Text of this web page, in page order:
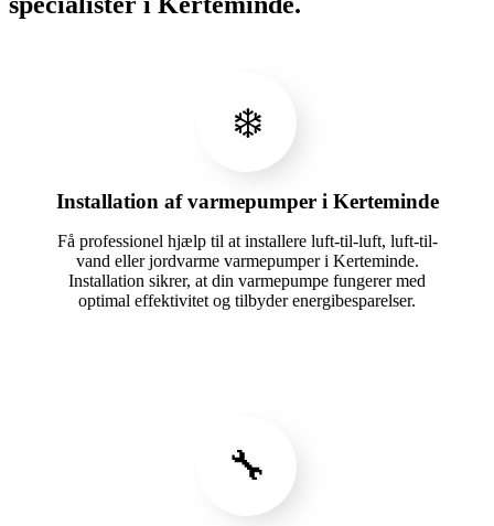
❄️
Installation af varmepumper i Kerteminde
Få professionel hjælp til at installere luft-til-luft, luft-til-
vand eller jordvarme varmepumper i Kerteminde.
Installation sikrer, at din varmepumpe fungerer med
optimal effektivitet og tilbyder energibesparelser.
🔧